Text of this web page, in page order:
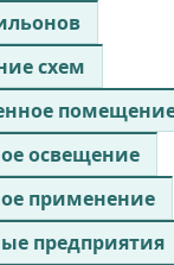
схем
освещение
применение
предприятия